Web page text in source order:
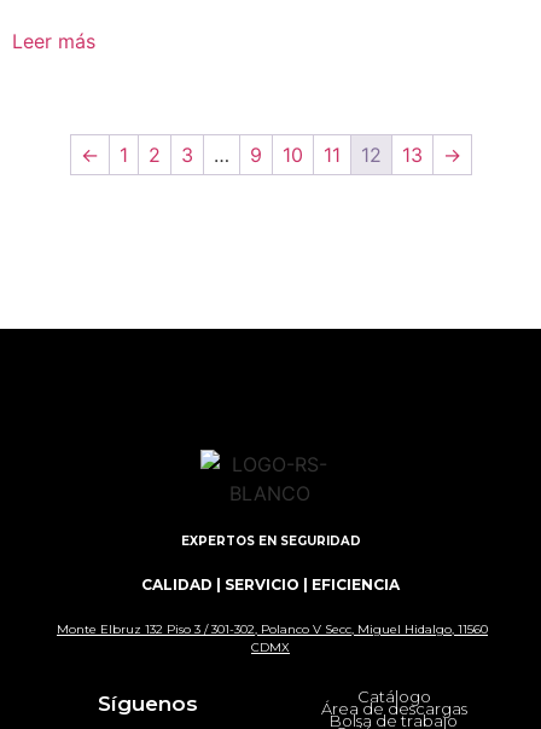
Leer más
← 1 2 3 … 9 10 11 12 13 →
EXPERTOS EN SEGURIDAD
CALIDAD | SERVICIO | EFICIENCIA
Monte Elbruz 132 Piso 3 / 301-302, Polanco V Secc, Miguel Hidalgo, 11560
CDMX
Síguenos Catálogo
Área de descargas
Bolsa de trabajo